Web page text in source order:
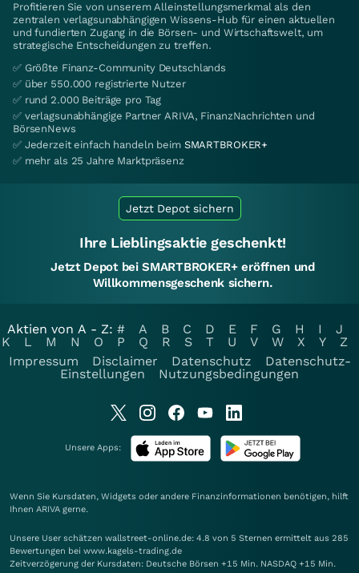
Profitieren Sie von unserem Alleinstellungsmerkmal als den
zentralen verlagsunabhängigen Wissens-Hub für einen aktuellen
und fundierten Zugang in die Börsen- und Wirtschaftswelt, um
strategische Entscheidungen zu treffen.
✅ Größte Finanz-Community Deutschlands
✅ über 550.000 registrierte Nutzer
✅ rund 2.000 Beiträge pro Tag
✅ verlagsunabhängige Partner ARIVA, FinanzNachrichten und
BörsenNews
✅ Jederzeit einfach handeln beim SMARTBROKER+
✅ mehr als 25 Jahre Marktpräsenz
Jetzt Depot sichern
Ihre Lieblingsaktie geschenkt!
Jetzt Depot bei SMARTBROKER+ eröffnen und
Willkommensgeschenk sichern.
Aktien von A - Z: # A B C D E F G H I
J
K
L M N O P Q R S T U V W X Y
Z
Impressum
Disclaimer Datenschutz
Datenschutz-
Einstellungen
Nutzungsbedingungen
Unsere Apps:
Wenn Sie Kursdaten, Widgets oder andere Finanzinformationen benötigen, hilft
Ihnen ARIVA gerne.
Unsere User schätzen wallstreet-online.de: 4.8 von 5 Sternen ermittelt aus 285
Bewertungen bei www.kagels-trading.de
Zeitverzögerung der Kursdaten: Deutsche Börsen +15 Min. NASDAQ +15 Min.